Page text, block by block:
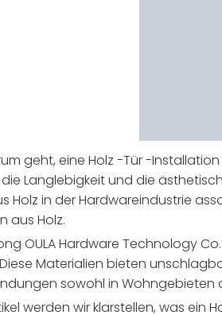
geht, eine Holz -Tür -
die Langlebigkeit und die
Holz in der Hardwareindustrie
aus Holz.
OULA Hardware Technology
Materialien bieten
sowohl in
werden wir klarstellen, was